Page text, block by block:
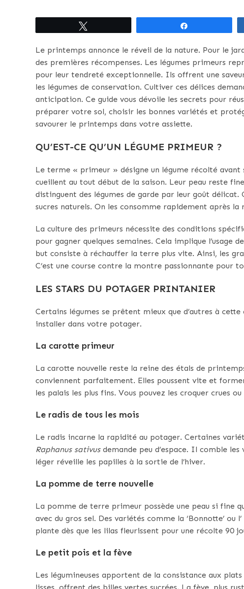
Le printemps annonce le réveil de la nature. Pour le
des premières récompenses. Les légumes primeurs
pour leur tendreté exceptionnelle. Ils offrent une
les légumes de conservation. Cultiver ces délices
anticipation. Ce guide vous dévoile les secrets pour
préparer votre sol, choisir les bonnes variétés et
savourer le printemps dans votre assiette.
QU’EST-CE QU’UN LÉGUME PRIMEUR ?
Le terme « primeur » désigne un légume récolté
cueillent au tout début de la saison. Leur peau reste
distinguent des légumes de garde par leur goût délicat.
sucres naturels. On les consomme rapidement après
La culture des primeurs nécessite des conditions
pour gagner quelques semaines. Cela implique l’usage
but consiste à réchauffer la terre plus vite. Ainsi, les
C’est une course contre la montre passionnante pour
LES STARS DU POTAGER PRINTANIER
Certains légumes se prêtent mieux que d’autres à
installer dans votre potager.
La carotte primeur
La carotte nouvelle reste la reine des étals de
conviennent parfaitement. Elles poussent vite et
les palais les plus fins. Vous pouvez les croquer crues
Le radis de tous les mois
Le radis incarne la rapidité au potager. Certaines
Raphanus sativusdemande peu d’espace. Il comble les
léger réveille les papilles à la sortie de l’hiver.
La pomme de terre nouvelle
La pomme de terre primeur possède une peau si fine
avec du gros sel. Des variétés comme la ‘Bonnotte’ ou
plante dès que les lilas fleurissent pour une récolte 90
Le petit pois et la fève
Les légumineuses apportent de la consistance aux